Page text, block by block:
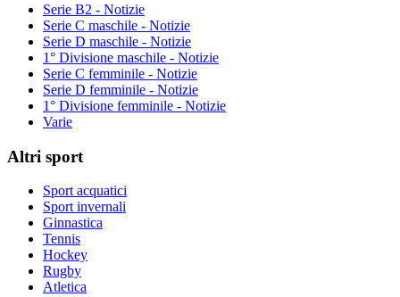
Serie B2 - Notizie
Serie C maschile - Notizie
Serie D maschile - Notizie
1° Divisione maschile - Notizie
Serie C femminile - Notizie
Serie D femminile - Notizie
1° Divisione femminile - Notizie
Varie
Altri sport
Sport acquatici
Sport invernali
Ginnastica
Tennis
Hockey
Rugby
Atletica